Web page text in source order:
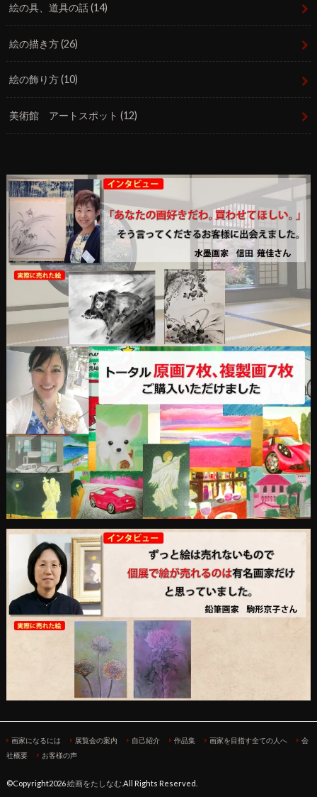
絵の具、道具の話(14)
絵の描き方(26)
絵の飾り方(10)
美術館 アートスポット(12)
画家になるには 展覧会の案内 自己紹介 作品集 画家を目指す全ての人へ
会
社概要
お客様の声
©Copyright2026絵画をたしなむ.All Rights Reserved.